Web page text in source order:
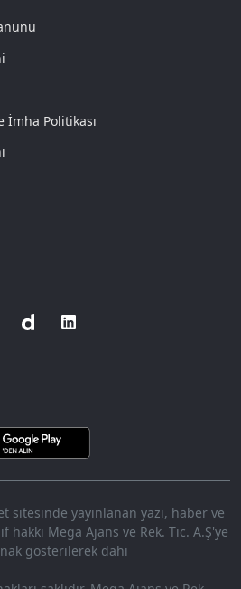
İmha Politikası
sitesinde yayınlanan yazı, haber ve
Mega Ajans ve Rek. Tic. A.Ş'ye
gösterilerek dahi